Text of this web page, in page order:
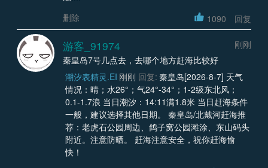
删除
1090 回复
游客_91974
刚刚
秦皇岛7号几点去，去哪个地方赶海比较好
潮汐表精灵.EI 刚刚 回复: 秦皇岛[2026-8-7] 天气
情况：晴；水26°；气24°-34°；1-2级东北风；
0.1-1.7浪 当日潮汐：14:11满1.8米 当日赶海条件
一般，建议选择其他日期。 秦皇岛/北戴河赶海推
荐：老虎石公园周边、鸽子窝公园滩涂、东山码头
附近。注意防晒。 赶海注意安全，祝你赶海愉
快！